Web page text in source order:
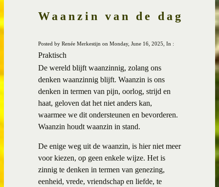
Waanzin van de dag
Posted by Renée Merkestijn on Monday, June 16, 2025, In :
Praktisch
De wereld blijft waanzinnig, zolang ons
denken waanzinnig blijft. Waanzin is ons
denken in termen van pijn, oorlog, strijd en
haat, geloven dat het niet anders kan,
waarmee we dit ondersteunen en bevorderen.
Waanzin houdt waanzin in stand.
De enige weg uit de waanzin, is hier niet meer
voor kiezen, op geen enkele wijze. Het is
zinnig te denken in termen van genezing,
eenheid, vrede, vriendschap en liefde, te